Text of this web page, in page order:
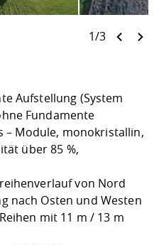
1/3
Aufstellung (System
Fundamente
– Module, monokristallin,
über 85 %,
von Nord
nach Osten und Westen
mit 11 m / 13 m